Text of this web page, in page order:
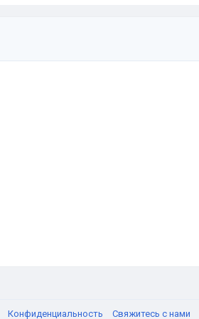
Конфиденциальность Свяжитесь с нами